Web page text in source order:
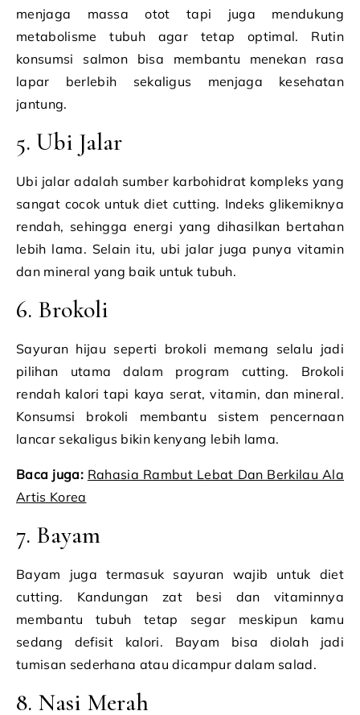
menjaga massa otot tapi juga mendukung
metabolisme tubuh agar tetap optimal. Rutin
konsumsi salmon bisa membantu menekan rasa
lapar berlebih sekaligus menjaga kesehatan
jantung.
5. Ubi Jalar
Ubi jalar adalah sumber karbohidrat kompleks yang
sangat cocok untuk diet cutting. Indeks glikemiknya
rendah, sehingga energi yang dihasilkan bertahan
lebih lama. Selain itu, ubi jalar juga punya vitamin
dan mineral yang baik untuk tubuh.
6. Brokoli
Sayuran hijau seperti brokoli memang selalu jadi
pilihan utama dalam program cutting. Brokoli
rendah kalori tapi kaya serat, vitamin, dan mineral.
Konsumsi brokoli membantu sistem pencernaan
lancar sekaligus bikin kenyang lebih lama.
Baca juga: Rahasia Rambut Lebat Dan Berkilau Ala
Artis Korea
7. Bayam
Bayam juga termasuk sayuran wajib untuk diet
cutting. Kandungan zat besi dan vitaminnya
membantu tubuh tetap segar meskipun kamu
sedang defisit kalori. Bayam bisa diolah jadi
tumisan sederhana atau dicampur dalam salad.
8. Nasi Merah